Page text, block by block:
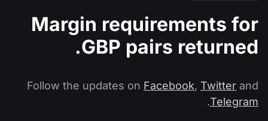
العمولات ورسوم التبييت (السواب)
عمليات الدفع
الفوركس
السلع
منصَّات التداوُل
مقارنة
التقويم الاقتصادي
الأخبار والتحليلات
Margin requirements for
GBP pairs returned.
Follow the updates on Facebook, Twitter and
Telegram
.